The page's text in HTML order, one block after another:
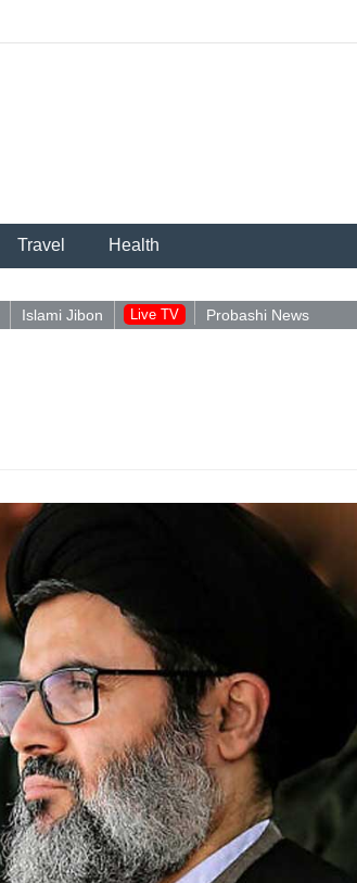
Travel Health
Islami Jibon Live TV Probashi News